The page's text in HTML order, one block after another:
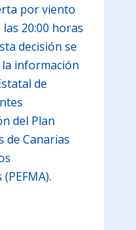
por viento
20:00 horas
decisión se
información
de
del Plan
de Canarias